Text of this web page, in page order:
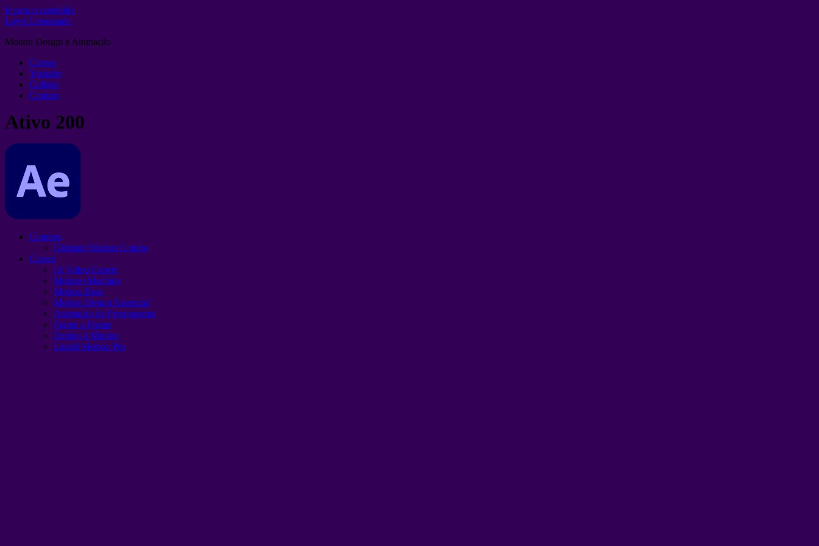
Ir para o conteúdo
Layer Lemonade
Motion Design e Animação
Cursos
Youtube
Collabs
Contato
Ativo 200
Combos
Ultimate Motion Combo
Cursos
IA Video Expert
Motion+Machine
Motion Boss
Motion Design Essencial
Animação de Personagens
Frame a Frame
Design 4 Motion
Liquid Motion Pro